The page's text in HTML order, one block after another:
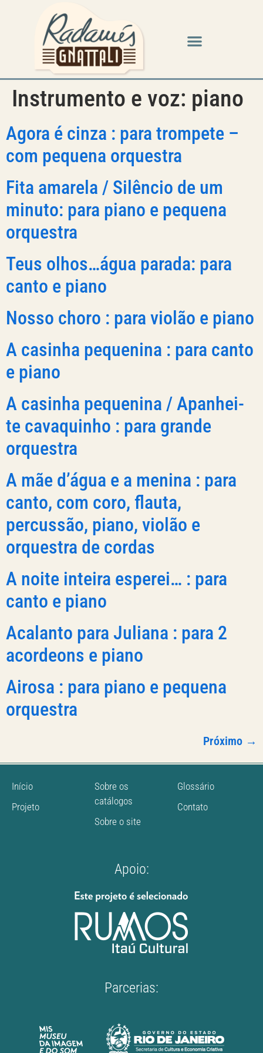
Instrumento e voz: piano
Agora é cinza : para trompete –
com pequena orquestra
Fita amarela / Silêncio de um
minuto: para piano e pequena
orquestra
Teus olhos…água parada: para
canto e piano
Nosso choro : para violão e piano
A casinha pequenina : para canto
e piano
A casinha pequenina / Apanhei-
te cavaquinho : para grande
orquestra
A mãe d’água e a menina : para
canto, com coro, flauta,
percussão, piano, violão e
orquestra de cordas
A noite inteira esperei… : para
canto e piano
Acalanto para Juliana : para 2
acordeons e piano
Airosa : para piano e pequena
orquestra
Próximo →
Início
Projeto
Sobre os
catálogos
Sobre o site
Glossário
Contato
Apoio:
Parcerias: